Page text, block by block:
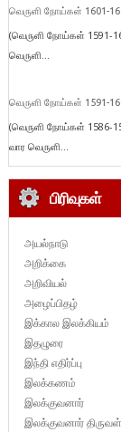
வெருளி நோய்கள் 1601-
(வெருளி நோய்கள் 1591-
வெருளி...
வெருளி நோய்கள் 1591-
(வெருளி நோய்கள் 1586-
வார வெருளி...
பிரிவுகள்
அயல்நாடு
அறிக்கை
அறிவியல்
அழைப்பிதழ்
இக்கால இலக்கியம்
இதழுரை
இந்தி எதிர்ப்பு
இலக்கணம்
இலக்குவனார்
இலக்குவனார்